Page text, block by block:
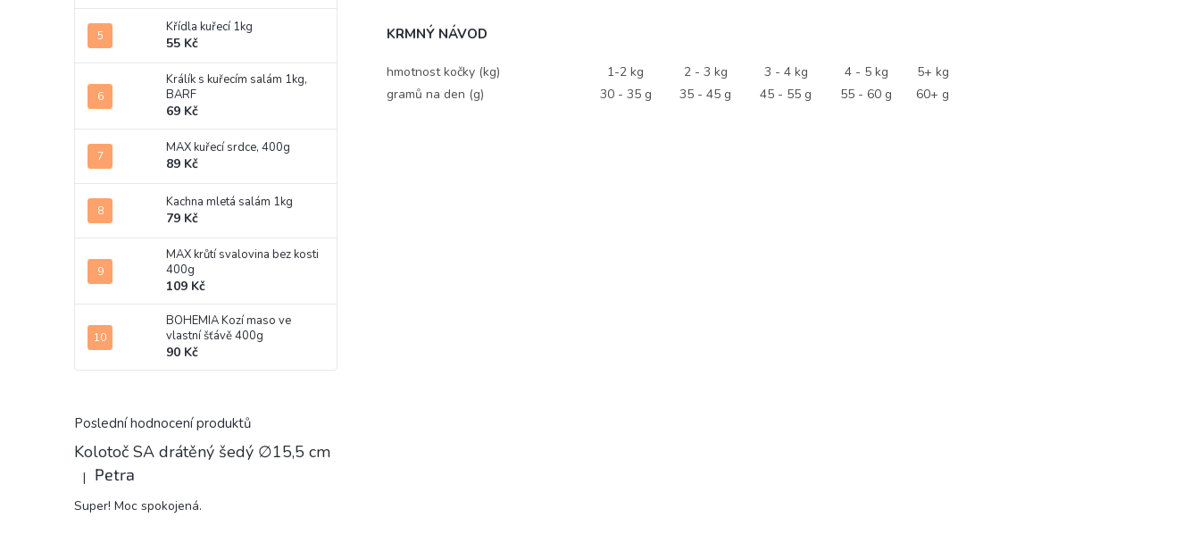
Křídla kuřecí 1kg
55 Kč
Králík s kuřecím salám 1kg,
BARF
69 Kč
MAX kuřecí srdce, 400g
89 Kč
Kachna mletá salám 1kg
79 Kč
MAX krůtí svalovina bez kosti
400g
109 Kč
BOHEMIA Kozí maso ve
vlastní šťávě 400g
90 Kč
Poslední hodnocení produktů
Kolotoč SA drátěný šedý ∅15,5 cm
Hodnocení produktu je 5 z 5 hvězdiček.
| Petra
Super! Moc spokojená.
KRMNÝ NÁVOD
hmotnost kočky (kg) 1-2 kg 2 - 3 kg 3 - 4 kg 4 - 5 kg
5+ kg
gramů na den (g)
30 - 35 g 35 - 45 g 45 - 55 g 55 - 60 g 60+ g